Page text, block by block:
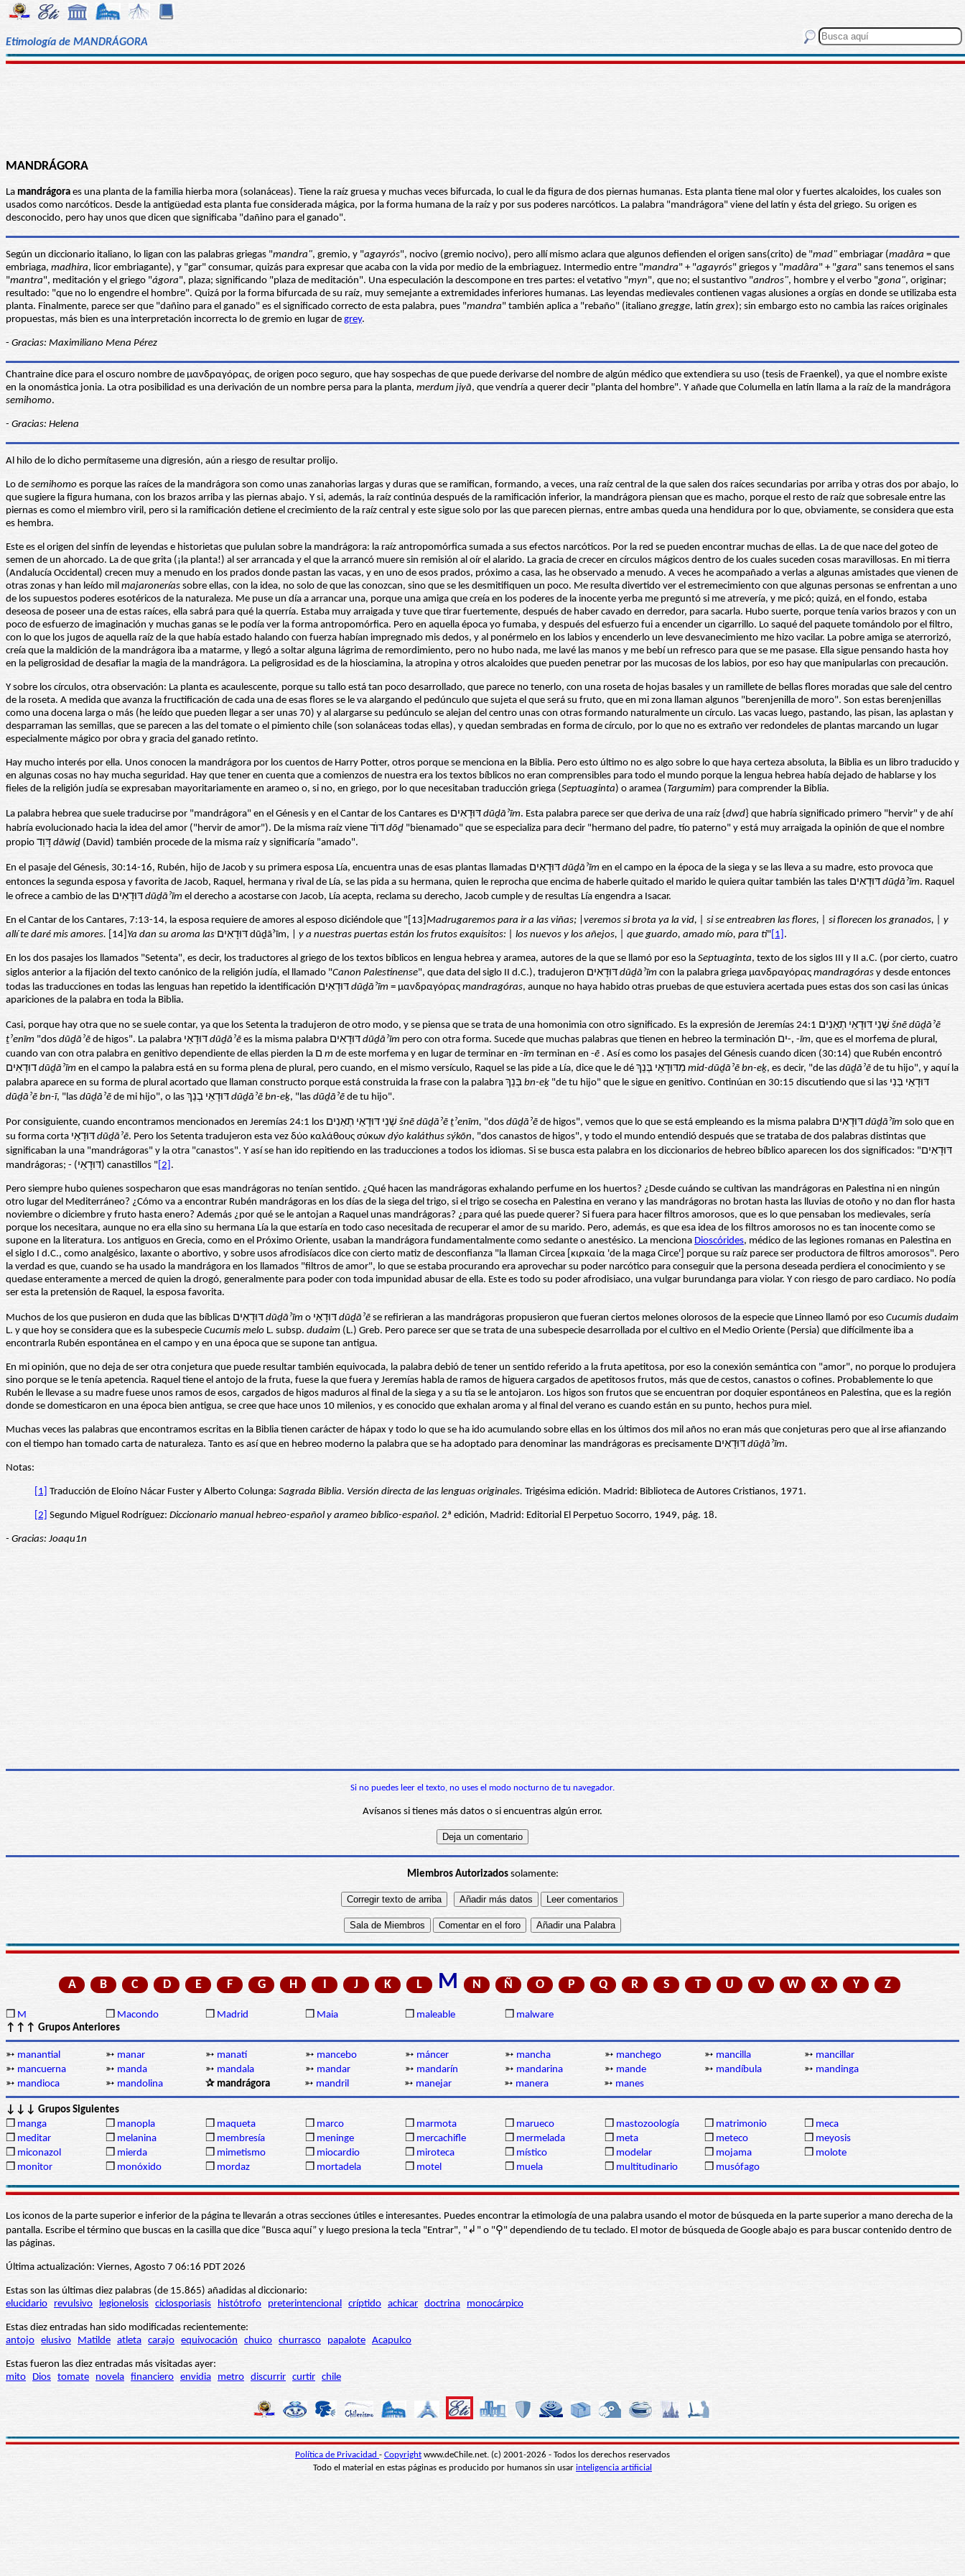
Etimología de MANDRÁGORA
MANDRÁGORA
La mandrágora es una planta de la familia hierba mora (solanáceas). Tiene la raíz gruesa y muchas veces bifurcada, lo cual le da figura de dos piernas humanas. Esta planta tiene mal olor y fuertes alcaloides, los cuales son
usados como narcóticos. Desde la antigüedad esta planta fue considerada mágica, por la forma humana de la raíz y por sus poderes narcóticos. La palabra "mandrágora" viene del latín y ésta del griego. Su origen es
desconocido, pero hay unos que dicen que significaba "dañino para el ganado".
Según un diccionario italiano, lo ligan con las palabras griegas "mandra", gremio, y "agayrós", nocivo (gremio nocivo), pero allí mismo aclara que algunos defienden el origen sans(crito) de "mad" embriagar (madâra = que
embriaga, madhira, licor embriagante), y "gar" consumar, quizás para expresar que acaba con la vida por medio de la embriaguez. Intermedio entre "mandra" + "agayrós" griegos y "madâra" + "gara" sans tenemos el sans
"mantra", meditación y el griego "ágora", plaza; significando "plaza de meditación". Una especulación la descompone en tres partes: el vetativo "myn", que no; el sustantivo "andros", hombre y el verbo "gona", originar;
resultado: "que no lo engendre el hombre". Quizá por la forma bifurcada de su raíz, muy semejante a extremidades inferiores humanas. Las leyendas medievales contienen vagas alusiones a orgías en donde se utilizaba esta
planta. Finalmente, parece ser que "dañino para el ganado" es el significado correcto de esta palabra, pues "mandra" también aplica a "rebaño" (italianogregge, latíngrex); sin embargo esto no cambia las raíces originales
propuestas, más bien es una interpretación incorrecta lo de gremio en lugar de grey.
- Gracias: Maximiliano Mena Pérez
Chantraine dice para el oscuro nombre de μανδραγόρας, de origen poco seguro, que hay sospechas de que puede derivarse del nombre de algún médico que extendiera su uso (tesis de Fraenkel), ya que el nombre existe
en la onomástica jonia. La otra posibilidad es una derivación de un nombre persa para la planta, merdum jiyā, que vendría a querer decir "planta del hombre". Y añade que Columella en latín llama a la raíz de la mandrágora
semihomo.
- Gracias: Helena
Al hilo de lo dicho permítaseme una digresión, aún a riesgo de resultar prolijo.
Lo de semihomo es porque las raíces de la mandrágora son como unas zanahorias largas y duras que se ramifican, formando, a veces, una raíz central de la que salen dos raíces secundarias por arriba y otras dos por abajo, lo
que sugiere la figura humana, con los brazos arriba y las piernas abajo. Y si, además, la raíz continúa después de la ramificación inferior, la mandrágora piensan que es macho, porque el resto de raíz que sobresale entre las
piernas es como el miembro viril, pero si la ramificación detiene el crecimiento de la raíz central y este sigue solo por las que parecen piernas, entre ambas queda una hendidura por lo que, obviamente, se considera que esta
es hembra.
Este es el origen del sinfín de leyendas e historietas que pululan sobre la mandrágora: la raíz antropomórfica sumada a sus efectos narcóticos. Por la red se pueden encontrar muchas de ellas. La de que nace del goteo de
semen de un ahorcado. La de que grita (¡la planta!) al ser arrancada y el que la arrancó muere sin remisión al oír el alarido. La gracia de crecer en círculos mágicos dentro de los cuales suceden cosas maravillosas. En mi tierra
(Andalucía Occidental) crecen muy a menudo en los prados donde pastan las vacas, y en uno de esos prados, próximo a casa, las he observado a menudo. A veces he acompañado a verlas a algunas amistades que vienen de
otras zonas y han leído mil majaronerías sobre ellas, con la idea, no solo de que las conozcan, sino que se les desmitifiquen un poco. Me resulta divertido ver el estremecimiento con que algunas personas se enfrentan a uno
de los supuestos poderes esotéricos de la naturaleza. Me puse un día a arrancar una, porque una amiga que creía en los poderes de la inocente yerba me preguntó si me atrevería, y me picó; quizá, en el fondo, estaba
deseosa de poseer una de estas raíces, ella sabrá para qué la querría. Estaba muy arraigada y tuve que tirar fuertemente, después de haber cavado en derredor, para sacarla. Hubo suerte, porque tenía varios brazos y con un
poco de esfuerzo de imaginación y muchas ganas se le podía ver la forma antropomórfica. Pero en aquella época yo fumaba, y después del esfuerzo fui a encender un cigarrillo. Lo saqué del paquete tomándolo por el filtro,
con lo que los jugos de aquella raíz de la que había estado halando con fuerza habían impregnado mis dedos, y al ponérmelo en los labios y encenderlo un leve desvanecimiento me hizo vacilar. La pobre amiga se aterrorizó,
creía que la maldición de la mandrágora iba a matarme, y llegó a soltar alguna lágrima de remordimiento, pero no hubo nada, me lavé las manos y me bebí un refresco para que se me pasase. Ella sigue pensando hasta hoy
en la peligrosidad de desafiar la magia de la mandrágora. La peligrosidad es de la hiosciamina, la atropina y otros alcaloides que pueden penetrar por las mucosas de los labios, por eso hay que manipularlas con precaución.
Y sobre los círculos, otra observación: La planta es acaulescente, porque su tallo está tan poco desarrollado, que parece no tenerlo, con una roseta de hojas basales y un ramillete de bellas flores moradas que sale del centro
de la roseta. A medida que avanza la fructificación de cada una de esas flores se le va alargando el pedúnculo que sujeta el que será su fruto, que en mi zona llaman algunos "berenjenilla de moro". Son estas berenjenillas
como una docena larga o más (he leído que pueden llegar a ser unas 70) y al alargarse su pedúnculo se alejan del centro unas con otras formando naturalmente un círculo. Las vacas luego, pastando, las pisan, las aplastan y
desparraman las semillas, que se parecen a las del tomate o el pimiento chile (son solanáceas todas ellas), y quedan sembradas en forma de círculo, por lo que no es extraño ver redondeles de plantas marcando un lugar
especialmente mágico por obra y gracia del ganado retinto.
Hay mucho interés por ella. Unos conocen la mandrágora por los cuentos de Harry Potter, otros porque se menciona en la Biblia. Pero esto último no es algo sobre lo que haya certeza absoluta, la Biblia es un libro traducido y
en algunas cosas no hay mucha seguridad. Hay que tener en cuenta que a comienzos de nuestra era los textos bíblicos no eran comprensibles para todo el mundo porque la lengua hebrea había dejado de hablarse y los
fieles de la religión judía se expresaban mayoritariamente en arameo o, si no, en griego, por lo que necesitaban traducción griega (Septuaginta) o aramea (Targumim) para comprender la Biblia.
dūḏāˀīm. Esta palabra parece ser que deriva de una raíz {dwd} que habría significado primero "hervir" y de ahí
dōḏ "bienamado" que se especializa para decir "hermano del padre, tío paterno" y está muy arraigada la opinión de que el nombre
dāwiḏ (David) también procede de la misma raíz y significaría "amado".
dūḏāˀīm en el campo en la época de la siega y se las lleva a su madre, esto provoca que
dūḏāˀīm. Raquel
dūḏāˀīm el derecho a acostarse con Jacob, Lía acepta, reclama su derecho, Jacob cumple y de resultas Lía engendra a Isacar.
En el Cantar de los Cantares, 7:13-14, la esposa requiere de amores al esposo diciéndole que "[13] Madrugaremos para ir a las viñas;
veremos si brota ya la vid, | si se entreabren las flores, | si florecen los granados, | y
allí te daré mis amores. [14] Ya dan su aroma las דּוּדָאִים dūḏāˀīm, | y a nuestras puertas están los frutos exquisitos: | los nuevos y los añejos, | que guardo, amado mío, para ti" [1] .
En los dos pasajes los llamados "Setenta", es decir, los traductores al griego de los textos bíblicos en lengua hebrea y aramea, autores de la que se llamó por eso la Septuaginta, texto de los siglos III y II a.C. (por cierto, cuatro
siglos anterior a la fijación del texto canónico de la religión judía, el llamado "Canon Palestinense dūḏāˀīm con la palabra griega μανδραγόρας mandragóras y desde entonces
dūḏāˀīm = μανδραγόρας mandragóras, aunque no haya habido otras pruebas de que estuviera acertada pues estas dos son casi las únicas
apariciones de la palabra en toda la Biblia.
šnē dūḏāˀē
ṯˀenīm "dos dūḏāˀē dūḏāˀē dūḏāˀīm pero con otra forma. Sucede que muchas palabras que tienen en hebreo la terminación ים-, -īm, que es el morfema de plural,
m de este morfema y en lugar de terminar en -īm terminan en -ē . Así es como los pasajes del Génesis cuando dicen (30:14) que Rubén encontró
dūḏāˀīm mid-dūḏāˀē bn-eḵ, es decir, "de las dūḏāˀē de tu hijo", y aquí la
bn-eḵ
"de tu hijo" que le sigue en genitivo. Continúan en 30:15 discutiendo que si las דּוּדָאֵי בְּנִי
dūḏāˀē bn-ī, "las dūḏāˀē dūḏāˀē bn-eḵ, "las dūḏāˀē de tu hijo".
šnē dūḏāˀē ṯˀenīm, "dos dūḏāˀē dūḏāˀīm solo que en
dūḏāˀē. Pero los Setenta tradujeron esta vez δύο καλάθους σύκων dýo kaláthus sýkōn, "dos canastos de higos", y todo el mundo entendió después que se trataba de dos palabras distintas que
significaban la una "mandrágoras" y la otra "canastos". Y así se han ido repitiendo en las traducciones a todos los idiomas. Si se busca esta palabra en los diccionarios de hebreo bíblico aparecen los dos significados: "דּוּדָאִים
mandrágoras; - (דּוּדָאֵי) canastillos " [2] .
Pero siempre hubo quienes sospecharon que esas mandrágoras no tenían sentido. ¿Qué hacen las mandrágoras exhalando perfume en los huertos? ¿Desde cuándo se cultivan las mandrágoras en Palestina ni en ningún
otro lugar del Mediterráneo? ¿Cómo va a encontrar Rubén mandrágoras en los días de la siega del trigo, si el trigo se cosecha en Palestina en verano y las mandrágoras no brotan hasta las lluvias de otoño y no dan flor hasta
noviembre o diciembre y fruto hasta enero? Además ¿por qué se le antojan a Raquel unas mandrágoras? ¿para qué las puede querer? Si fuera para hacer filtros amorosos, que es lo que pensaban los medievales, sería
porque los necesitara, aunque no era ella sino su hermana Lía la que estaría en todo caso necesitada de recuperar el amor de su marido. Pero, además, es que esa idea de los filtros amorosos no es tan inocente como se
supone en la literatura. Los antiguos en Grecia, como en el Próximo Oriente, usaban la mandrágora fundamentalmente como sedante o anestésico. La menciona Dioscórides, médico de las legiones romanas en Palestina en
el siglo I d.C., como analgésico, laxante o abortivo, y sobre usos afrodisíacos dice con cierto matiz de desconfianza "la llaman Circea [κιρκαία 'de la maga Circe'] porque su raíz parece ser productora de filtros amorosos". Pero
la verdad es que, cuando se ha usado la mandrágora en los llamados "filtros de amor", lo que se estaba procurando era aprovechar su poder narcótico para conseguir que la persona deseada perdiera el conocimiento y se
quedase enteramente a merced de quien la drogó, generalmente para poder con toda impunidad abusar de ella. Este es todo su poder afrodisiaco, una vulgar burundanga para violar. Y con riesgo de paro cardiaco. No podía
ser esta la pretensión de Raquel, la esposa favorita.
dūḏāˀīm dūḏāˀē se refirieran a las mandrágoras propusieron que fueran ciertos melones olorosos de la especie que Linneo llamó por eso Cucumis dudaim
L. y que hoy se considera que es la subespecie Cucumis melo L. subsp. dudaim (L.) Greb. Pero parece ser que se trata de una subespecie desarrollada por el cultivo en el Medio Oriente (Persia) que difícilmente iba a
encontrarla Rubén espontánea en el campo y en una época que se supone tan antigua.
En mi opinión, que no deja de ser otra conjetura que puede resultar también equivocada, la palabra debió de tener un sentido referido a la fruta apetitosa, por eso la conexión semántica con "amor", no porque lo produjera
sino porque se le tenía apetencia. Raquel tiene el antojo de la fruta, fuese la que fuera y Jeremías habla de ramos de higuera cargados de apetitosos frutos, más que de cestos, canastos o cofines. Probablemente lo que
Rubén le llevase a su madre fuese unos ramos de esos, cargados de higos maduros al final de la siega y a su tía se le antojaron. Los higos son frutos que se encuentran por doquier espontáneos en Palestina, que es la región
donde se domesticaron en una época bien antigua, se cree que hace unos 10 milenios, y es conocido que exhalan aroma y al final del verano es cuando están en su punto, hechos pura miel.
Muchas veces las palabras que encontramos escritas en la Biblia tienen carácter de hápax y todo lo que se ha ido acumulando sobre ellas en los últimos dos mil años no eran más que conjeturas pero que al irse afianzando
dūḏāˀīm.
Notas:
[1] Traducción de Eloíno Nácar Fuster y Alberto Colunga: Sagrada Biblia. Versión directa de las lenguas originales. Trigésima edición. Madrid: Biblioteca de Autores Cristianos, 1971.
[2] Segundo Miguel Rodríguez: Diccionario manual hebreo-español y arameo bíblico-español. 2ª edición, Madrid: Editorial El Perpetuo Socorro, 1949, pág. 18.
- Gracias: Joaqu1n
Si no puedes leer el texto, no uses el modo nocturno de tu navegador.
Avísanos si tienes más datos o si encuentras algún error.
Miembros Autorizadossolamente:
A B C D E F G H J K L M N Ñ O P Q R S T U V W X Y Z
❒ M ❒ Macondo ❒ Madrid ❒ Maia ❒ maleable ❒ malware
↑↑↑ Grupos Anteriores
➳ manantial ➳ manar ➳ manatí ➳ mancebo ➳ máncer ➳ mancha ➳ manchego ➳ mancilla ➳ mancillar
➳ mancuerna ➳ manda ➳ mandala ➳ mandar ➳ mandarín ➳ mandarina ➳ mande ➳ mandíbula ➳ mandinga
➳ mandioca ➳ mandolina ✰ mandrágora ➳ mandril ➳ manejar ➳ manera ➳ manes
↓↓↓ Grupos Siguientes
❒ manga ❒ manopla ❒ maqueta ❒ marco ❒ marmota ❒ marueco ❒ mastozoología ❒ matrimonio ❒ meca
❒ meditar ❒ melanina ❒ membresía ❒ meninge ❒ mercachifle ❒ mermelada ❒ meta ❒ meteco ❒ meyosis
❒ miconazol ❒ mierda ❒ mimetismo ❒ miocardio ❒ miroteca ❒ místico ❒ modelar ❒ mojama ❒ molote
❒ monitor ❒ monóxido ❒ mordaz ❒ mortadela ❒ motel ❒ muela ❒ multitudinario ❒ musófago
Los iconos de la parte superior e inferior de la página te llevarán a otras secciones útiles e interesantes. Puedes encontrar la etimología de una palabra usando el motor de búsqueda en la parte superior a mano derecha de la
pantalla. Escribe el término que buscas en la casilla que dice “Busca aquí” y luego presiona la tecla "Entrar", "↲" o "⚲" dependiendo de tu teclado. El motor de búsqueda de Google abajo es para buscar contenido dentro de
las páginas.
Última actualización: Viernes, Agosto 7 06:16 PDT 2026
Estas son las últimas diez palabras (de 15.865) añadidas al diccionario:
elucidario
revulsivo legionelosis ciclosporiasis histótrofo preterintencional críptido achicar doctrina monocárpico
Estas diez entradas han sido modificadas recientemente:
antojo elusivo Matilde atleta carajo equivocación chuico churrasco papalote Acapulco
Estas fueron las diez entradas más visitadas ayer:
mito
Dios tomate novela financiero envidia metro discurrir curtir chile
Política de Privacidad - Copyright www.deChile.net. (c) 2001-2026 - Todos los derechos reservados
Todo el material en estas páginas es producido por humanos sin usar inteligencia artificial